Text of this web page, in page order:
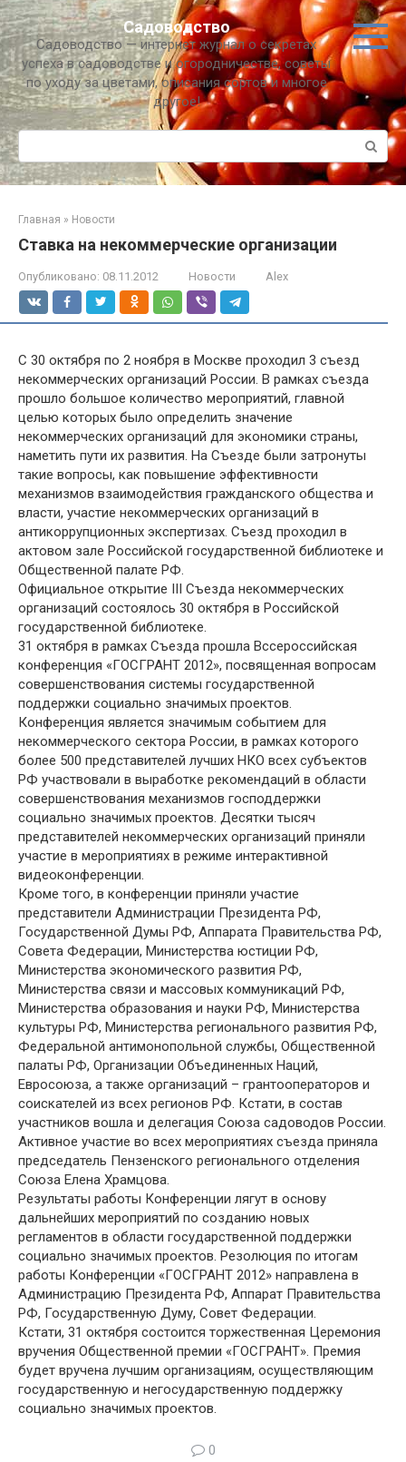
Перейти
к
контенту
Садоводство
Садоводство — интернет журнал о секретах
успеха в садоводстве и огородничестве, советы
по уходу за цветами, описания сортов и многое
другое!
Поиск:
Главная » Новости
Ставка на некоммерческие организации
Опубликовано: 08.11.2012 Новости Alex
С 30 октября по 2 ноября в Москве проходил 3 съезд
некоммерческих организаций России. В рамках съезда
прошло большое количество мероприятий, главной
целью которых было определить значение
некоммерческих организаций для экономики страны,
наметить пути их развития. На Съезде были затронуты
такие вопросы, как повышение эффективности
механизмов взаимодействия гражданского общества и
власти, участие некоммерческих организаций в
антикоррупционных экспертизах. Съезд проходил в
актовом зале Российской государственной библиотеке и
Общественной палате РФ.
Официальное открытие III Съезда некоммерческих
организаций состоялось 30 октября в Российской
государственной библиотеке.
31 октября в рамках Съезда прошла Вссероссийская
конференция «ГОСГРАНТ 2012», посвященная вопросам
совершенствования системы государственной
поддержки социально значимых проектов.
Конференция является значимым событием для
некоммерческого сектора России, в рамках которого
более 500 представителей лучших НКО всех субъектов
РФ участвовали в выработке рекомендаций в области
совершенствования механизмов господдержки
социально значимых проектов. Десятки тысяч
представителей некоммерческих организаций приняли
участие в мероприятиях в режиме интерактивной
видеоконференции.
Кроме того, в конференции приняли участие
представители Администрации Президента РФ,
Государственной Думы РФ, Аппарата Правительства РФ,
Совета Федерации, Министерства юстиции РФ,
Министерства экономического развития РФ,
Министерства связи и массовых коммуникаций РФ,
Министерства образования и науки РФ, Министерства
культуры РФ, Министерства регионального развития РФ,
Федеральной антимонопольной службы, Общественной
палаты РФ, Организации Объединенных Наций,
Евросоюза, а также организаций – грантооператоров и
соискателей из всех регионов РФ. Кстати, в состав
участников вошла и делегация Союза садоводов России.
Активное участие во всех мероприятиях съезда приняла
председатель Пензенского регионального отделения
Союза Елена Храмцова.
Результаты работы Конференции лягут в основу
дальнейших мероприятий по созданию новых
регламентов в области государственной поддержки
социально значимых проектов. Резолюция по итогам
работы Конференции «ГОСГРАНТ 2012» направлена в
Администрацию Президента РФ, Аппарат Правительства
РФ, Государственную Думу, Совет Федерации.
Кстати, 31 октября состоится торжественная Церемония
вручения Общественной премии «ГОСГРАНТ». Премия
будет вручена лучшим организациям, осуществляющим
государственную и негосударственную поддержку
социально значимых проектов.
0